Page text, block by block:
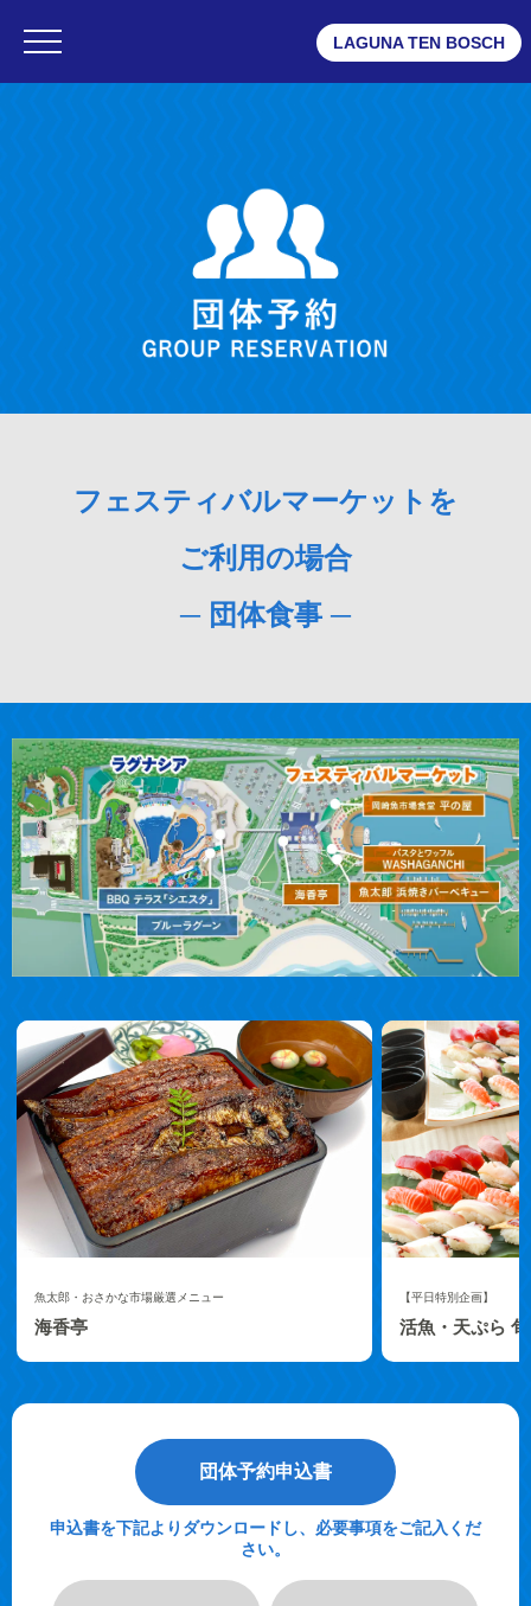
団体予約
・ラグナシアご利用の場合
・フェスティバルマーケットご利用の場合
・イベント、団体でのご活用(MICEプラン)
LAGUNA TEN BOSCH
フェスティバルマーケットを
ご利用の場合
─ 団体食事 ─
魚太郎・おさかな市場厳選メニュー
海香亭
【平日特別企画】
活魚・天ぷら 旬
団体予約申込書
申込書を下記よりダウンロードし、必要事項をご記入くだ
さい。